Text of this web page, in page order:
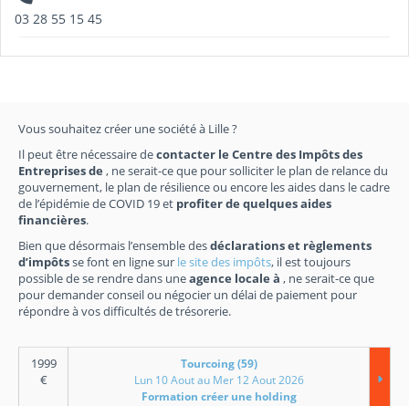
03 28 55 15 45
Vous souhaitez créer une société à Lille ?
Il peut être nécessaire decontacter le Centre des Impôts des
Entreprises de , ne serait-ce que pour solliciter le plan de relance du
gouvernement, le plan de résilience ou encore les aides dans le cadre
de l’épidémie de COVID 19 et profiter de quelques aides
financières.
Bien que désormais l’ensemble desdéclarations et règlements
d’impôtsse font en ligne sur le site des impôts, il est toujours
possible de se rendre dans uneagence locale à , ne serait-ce que
pour demander conseil ou négocier un délai de paiement pour
répondre à vos difficultés de trésorerie.
1999
€
Tourcoing (59)
Lun 10 Aout au Mer 12 Aout 2026
Formation créer une holding